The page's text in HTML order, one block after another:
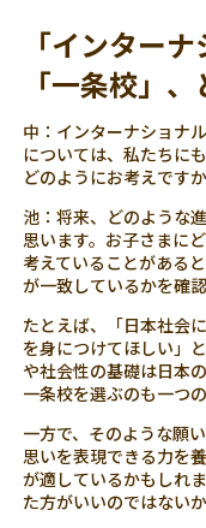
「インター
「一条校」
中：インターナショナ
については、私たちに
どのようにお考えですか
池：将来、どのような
思います。お子さまに
考えていることがある
が一致しているかを確
たとえば、「日本社会
を身につけてほしい」
や社会性の基礎は日本
一条校を選ぶのも一つ
一方で、そのような願
思いを表現できる力を
が適しているかもしれ
た方がいいのではないか